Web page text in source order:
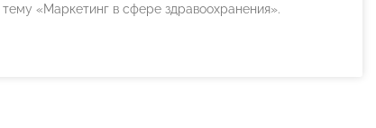
«Маркетинг в сфере здравоохранения».